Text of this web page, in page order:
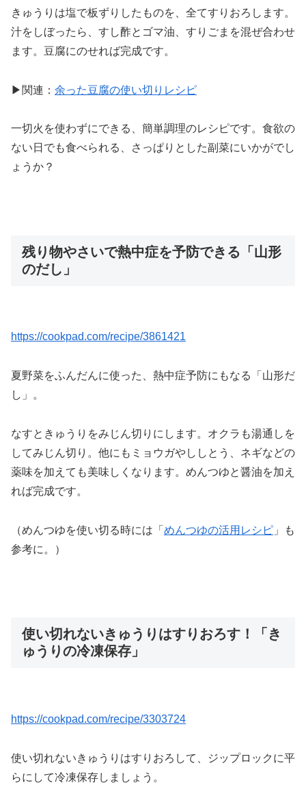
きゅうりは塩で板ずりしたものを、全てすりおろします。
汁をしぼったら、すし酢とゴマ油、すりごまを混ぜ合わせ
ます。豆腐にのせれば完成です。
▶関連： 余った豆腐の使い切りレシピ
一切火を使わずにできる、簡単調理のレシピです。食欲の
ない日でも食べられる、さっぱりとした副菜にいかがでし
ょうか？
残り物やさいで熱中症を予防できる「山形
のだし」
https://cookpad.com/recipe/3861421
夏野菜をふんだんに使った、熱中症予防にもなる「山形だ
し」。
なすときゅうりをみじん切りにします。オクラも湯通しを
してみじん切り。他にもミョウガやししとう、ネギなどの
薬味を加えても美味しくなります。めんつゆと醤油を加え
れば完成です。
（めんつゆを使い切る時には「 めんつゆの活用レシピ 」も
参考に。）
使い切れないきゅうりはすりおろす！「き
ゅうりの冷凍保存」
https://cookpad.com/recipe/3303724
使い切れないきゅうりはすりおろして、ジップロックに平
らにして冷凍保存しましょう。